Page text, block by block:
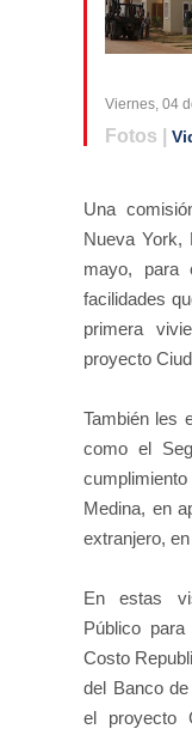
Viernes, 04
Fotos |
Una
Nueva
mayo, para
facilidades
primera
proyecto
También les
como el
Medina, en
extranjero,
En estas
Público
Costo
del Banco
el proyecto